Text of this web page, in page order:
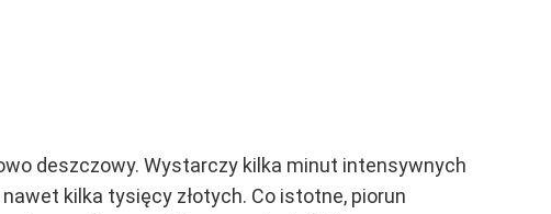
deszczowy. Wystarczy kilka minut intensywnych
kilka tysięcy złotych. Co istotne, piorun